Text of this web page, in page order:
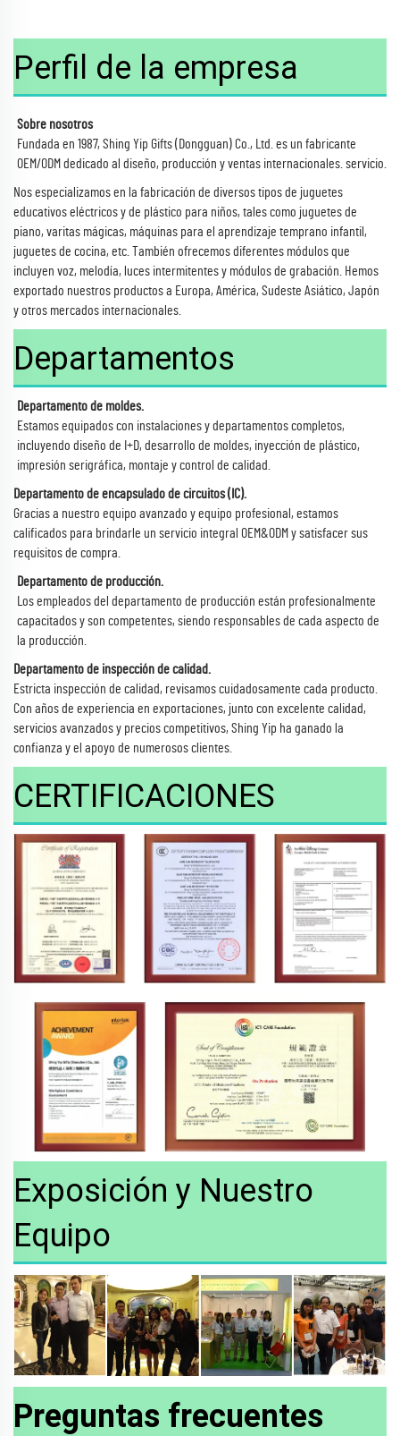
Perfil de la empresa
Sobre nosotros
Fundada en 1987, Shing Yip Gifts (Dongguan) Co., Ltd. es un fabricante
OEM/ODM dedicado al diseño, producción y ventas internacionales. servicio.
Nos especializamos en la fabricación de diversos tipos de juguetes
educativos eléctricos y de plástico para niños, tales como juguetes de
piano, varitas mágicas, máquinas para el aprendizaje temprano infantil,
juguetes de cocina, etc. También ofrecemos diferentes módulos que
incluyen voz, melodía, luces intermitentes y módulos de grabación. Hemos
exportado nuestros productos a Europa, América, Sudeste Asiático, Japón
y otros mercados internacionales.
Departamentos
Departamento de moldes.
Estamos equipados con instalaciones y departamentos completos,
incluyendo diseño de I+D, desarrollo de moldes, inyección de plástico,
impresión serigráfica, montaje y control de calidad.
Departamento de encapsulado de circuitos (IC).
Gracias a nuestro equipo avanzado y equipo profesional, estamos
calificados para brindarle un servicio integral OEM&ODM y satisfacer sus
requisitos de compra.
Departamento de producción.
Los empleados del departamento de producción están profesionalmente
capacitados y son competentes, siendo responsables de cada aspecto de
la producción.
Departamento de inspección de calidad.
Estricta inspección de calidad, revisamos cuidadosamente cada producto.
Con años de experiencia en exportaciones, junto con excelente calidad,
servicios avanzados y precios competitivos, Shing Yip ha ganado la
confianza y el apoyo de numerosos clientes.
CERTIFICACIONES
Exposición y Nuestro
Equipo
Preguntas frecuentes